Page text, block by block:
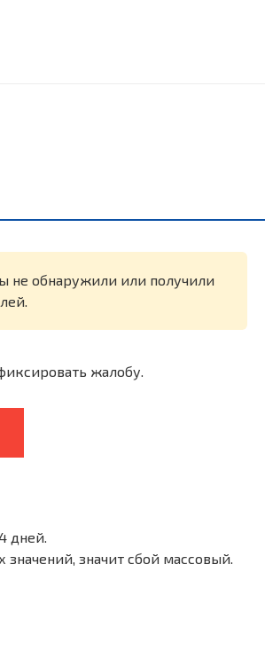
не обнаружили или получили
жалобу.
дней.
значит сбой массовый.